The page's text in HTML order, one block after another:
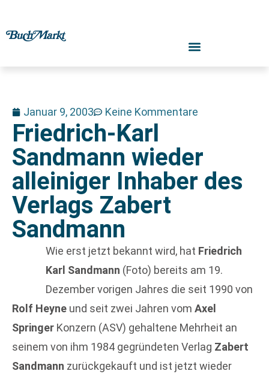
Januar 9, 2003 Keine Kommentare
Friedrich-Karl
Sandmann wieder
alleiniger Inhaber des
Verlags Zabert
Sandmann
Wie erst jetzt bekannt wird, hat Friedrich
Karl Sandmann (Foto) bereits am 19.
Dezember vorigen Jahres die seit 1990 von
Rolf Heyne und seit zwei Jahren vom Axel
Springer Konzern (ASV) gehaltene Mehrheit an
seinem von ihm 1984 gegründeten Verlag Zabert
Sandmann zurückgekauft und ist jetzt wieder